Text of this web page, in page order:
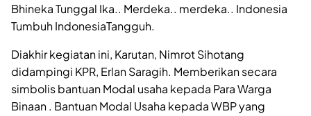
Bhineka Tunggal Ika.. Merdeka.. merdeka.. Indonesia
Tumbuh IndonesiaTangguh.
Diakhir kegiatan ini, Karutan, Nimrot Sihotang
didampingi KPR, Erlan Saragih. Memberikan secara
simbolis bantuan Modal usaha kepada Para Warga
Binaan . Bantuan Modal Usaha kepada WBP yang